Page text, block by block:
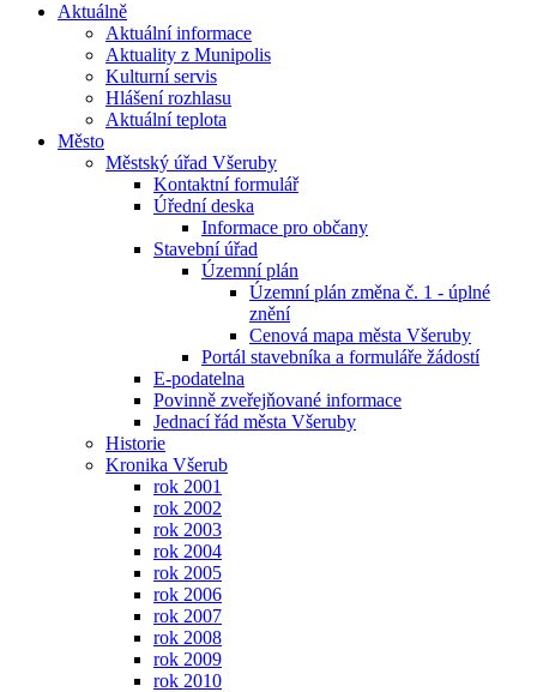
Aktuálně
Aktuální informace
Aktuality z Munipolis
Kulturní servis
Hlášení rozhlasu
Aktuální teplota
Město
Městský úřad Všeruby
Kontaktní formulář
Úřední deska
Informace pro občany
Stavební úřad
Územní plán
Územní plán změna č. 1 - úplné
znění
Cenová mapa města Všeruby
Portál stavebníka a formuláře žádostí
E-podatelna
Povinně zveřejňované informace
Jednací řád města Všeruby
Historie
Kronika Všerub
rok 2001
rok 2002
rok 2003
rok 2004
rok 2005
rok 2006
rok 2007
rok 2008
rok 2009
rok 2010